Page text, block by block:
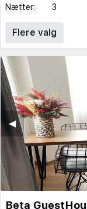
Nætter:
3
Flere valg
◀︎
Beta